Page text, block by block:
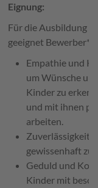
Eignung:
Für die Ausbildung
geeignet
Empathie und
um Wünsche
Kinder zu
und mit ihnen
arbeiten.
Zuverlässigkeit,
gewissenhaft zu
Geduld und
Kinder mit